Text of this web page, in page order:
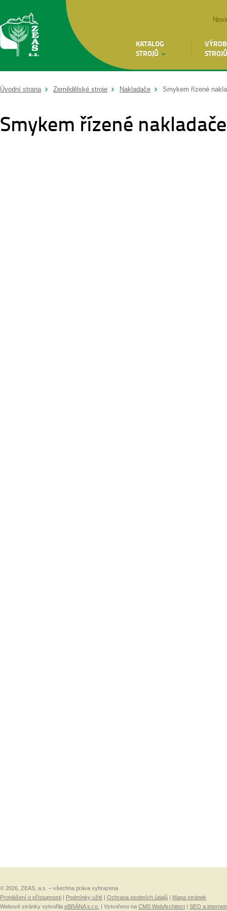
KATALOG
STROJŮ
STROJŮ
Úvodní strana Zemědělské stroje Nakladače Smykem řízené
Smykem řízené nakladače
© 2026, ZEAS, a.s. – všechna práva vyhrazena
Prohlášení o přístupnosti
Podmínky užití Ochrana osobních údajů
Mapa stránek
Webové stránky vytvořila eBRÁNA s.r.o. | Vytvořeno na CMS WebArchitect SEO a